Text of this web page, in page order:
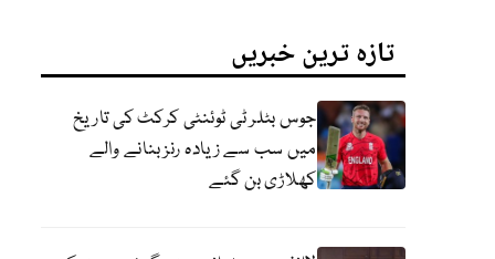
تازہ ترین خبریں
جوس بٹلر ٹی ٹوئنٹی کرکٹ کی تاریخ
میں سب سے زیادہ رنز بنانے والے
کھلاڑی بن گئے